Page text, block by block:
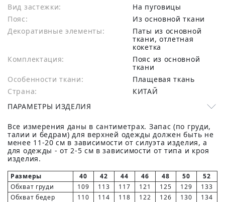
Вид застежки:
На пуговицы
Пояс:
Из основной ткани
Декоративные элементы:
Паты из основной
ткани, отлетная
кокетка
Комплектация:
Пояс из основной
ткани
Особенности ткани:
Плащевая ткань
Страна:
КИТАЙ
ПАРАМЕТРЫ ИЗДЕЛИЯ
Все измерения даны в сантиметрах. Запас (по груди,
талии и бедрам) для верхней одежды должен быть не
менее 11-20 см в зависимости от силуэта изделия, а
для одежды - от 2-5 см в зависимости от типа и кроя
изделия.
Размеры 40 42 44 46 48 50
52
Обхват груди
109 113 117 121 125 129
133
Обхват бедер
110 114 118 122 126 130
134